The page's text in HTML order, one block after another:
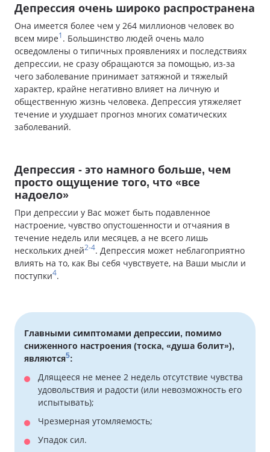
Депрессия очень широко распространена
Она имеется более чем у 264 миллионов человек во
всем мире1. Большинство людей очень мало
осведомлены о типичных проявлениях и последствиях
депрессии, не сразу обращаются за помощью, из-за
чего заболевание принимает затяжной и тяжелый
характер, крайне негативно влияет на личную и
общественную жизнь человека. Депрессия утяжеляет
течение и ухудшает прогноз многих соматических
заболеваний.
Депрессия - это намного больше, чем
просто ощущение того, что «все
надоело»
При депрессии у Вас может быть подавленное
настроение, чувство опустошенности и отчаяния в
течение недель или месяцев, а не всего лишь
нескольких дней2-4. Депрессия может неблагоприятно
влиять на то, как Вы себя чувствуете, на Ваши мысли и
поступки4.
Главными симптомами депрессии, помимо
сниженного настроения (тоска, «душа болит»),
являются5:
Длящееся не менее 2 недель отсутствие чувства
удовольствия и радости (или невозможность его
испытывать);
Чрезмерная утомляемость;
Упадок сил.